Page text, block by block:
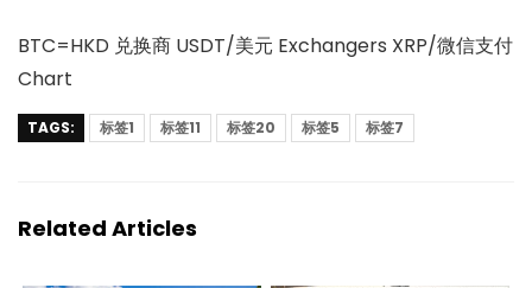
BTC=HKD 兑换商 USDT/美元 Exchangers XRP/微信支付
Chart
TAGS: 标签1 标签11 标签20 标签5 标签7
Related Articles